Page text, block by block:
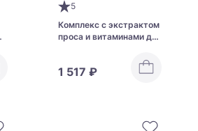
5
Комплекс с экстрактом
проса и витаминами для
1 517 ₽